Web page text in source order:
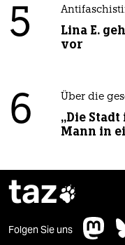
5
Lina E.
vor
6 Über die
„Die
Mann in
taz
Folgen Sie uns